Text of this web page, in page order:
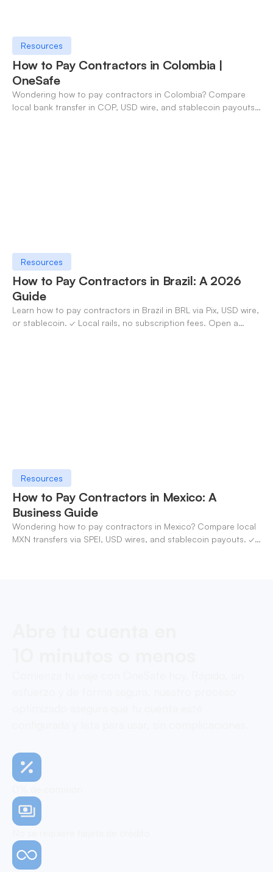
Resources
How to Pay Contractors in Colombia |
OneSafe
Wondering how to pay contractors in Colombia? Compare
local bank transfer in COP, USD wire, and stablecoin payouts.
Resources
How to Pay Contractors in Brazil: A 2026
Guide
Learn how to pay contractors in Brazil in BRL via Pix, USD wire,
or stablecoin. ✓ Local rails, no subscription fees. Open a
Resources
How to Pay Contractors in Mexico: A
Business Guide
Wondering how to pay contractors in Mexico? Compare local
MXN transfers via SPEI, USD wires, and stablecoin payouts. ✓